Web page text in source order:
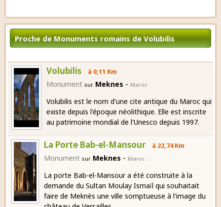
Proche de Monuments romains de Volubilis
Volubilis à 0,11 Km
Monument sur Meknes - Maroc
Volubilis est le nom d'une cite antique du Maroc qui
existe depuis l'époque néolithique. Elle est inscrite
au patrimoine mondial de l'Unesco depuis 1997.
La Porte Bab-el-Mansour à 22,74 Km
Monument sur Meknes - Maroc
La porte Bab-el-Mansour a été construite à la
demande du Sultan Moulay Ismaïl qui souhaitait
faire de Meknès une ville somptueuse à l'image du